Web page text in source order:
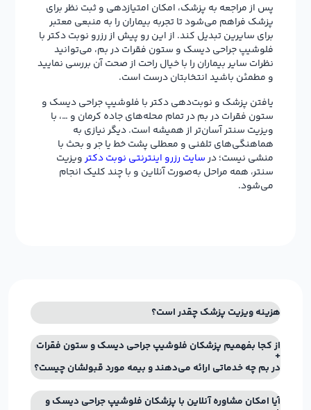
پس از مراجعه به پزشک، امکان امتیازدهی و ثبت نظر برای
پزشک فراهم می‌شود تا تجربه بیماران را به منبعی معتبر
برای سایرین تبدیل کند. از این رو پیش از رزرو نوبت دکتر با
فلوشیپ جراحی دیسک و ستون فقرات در بم، می‌توانید
نظرات سایر بیماران را با خیال راحت از صحت آن بررسی نمایید
و مطمئن باشید انتخابتان درست است.
یافتن پزشک و نوبت‌دهی دکتر با فلوشیپ جراحی دیسک و
ستون فقرات در بم در تمام محله‌های جاده کرمان و …، با
ویزیت سنتر آسان‌تر از همیشه است. دیگر نیازی به
هماهنگی‌های تلفنی و معطلی پشت خط یا جر و بحث با
منشی نیست؛ درسایت رزرو اینترنتی نوبت دکترویزیت
سنتر، همه مراحل به‌صورت آنلاین و با چند کلیک انجام
می‌شود.
هزینه ویزیت پزشک چقدر است؟
از کجا بفهمیم پزشکان فلوشیپ جراحی دیسک و ستون فقرات
در بم چه خدماتی ارائه می‌دهند و بیمه مورد قبولشان چیست؟
آیا امکان مشاوره آنلاین با پزشکان فلوشیپ جراحی دیسک و